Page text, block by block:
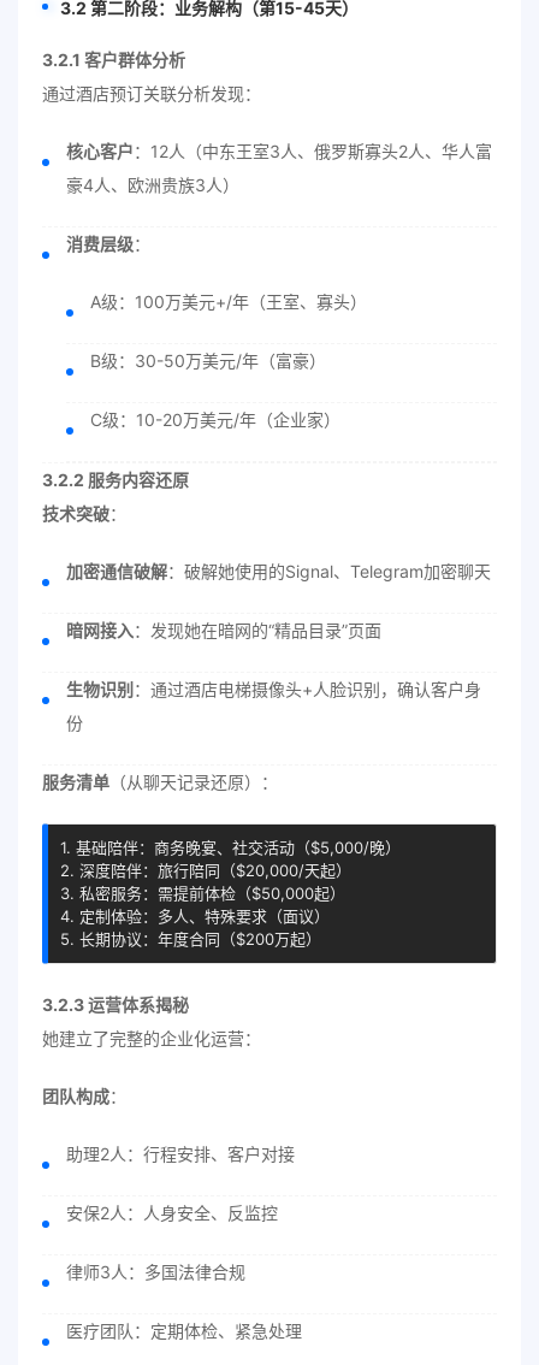
3.2 第二阶段：业务解构（第15-45天）
3.2.1 客户群体分析
通过酒店预订关联分析发现：
核心客户：12人（中东王室3人、俄罗斯寡头2人、华人富
豪4人、欧洲贵族3人）
消费层级：
A级：100万美元+/年（王室、寡头）
B级：30-50万美元/年（富豪）
C级：10-20万美元/年（企业家）
3.2.2 服务内容还原
技术突破：
加密通信破解：破解她使用的Signal、Telegram加密聊天
暗网接入：发现她在暗网的“精品目录”页面
生物识别 ：通过酒店电梯摄像头+人脸识别，确认客户身
份
服务清单 （从聊天记录还原）：
1. 基础陪伴：商务晚宴、社交活动（$5,000/晚）
2. 深度陪伴：旅行陪同（$20,000/天起）
3. 私密服务：需提前体检（$50,000起）
4. 定制体验：多人、特殊要求（面议）
5. 长期协议：年度合同（$200万起）
3.2.3 运营体系揭秘
她建立了完整的企业化运营：
团队构成：
助理2人：行程安排、客户对接
安保2人：人身安全、反监控
律师3人：多国法律合规
医疗团队：定期体检、紧急处理